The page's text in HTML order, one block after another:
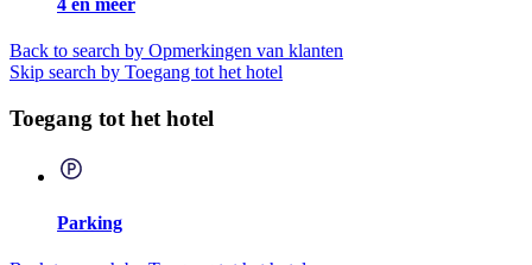
4 en meer
Back to search by Opmerkingen van klanten
Skip search by Toegang tot het hotel
Toegang tot het hotel
Parking